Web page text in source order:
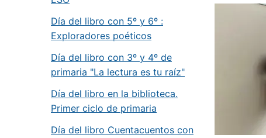
Día del libro con 5º y 6º :
Exploradores poéticos
Día del libro con 3º y 4º de
primaria "La lectura es tu raíz"
Día del libro en la biblioteca.
Primer ciclo de primaria
Día del libro Cuentacuentos con